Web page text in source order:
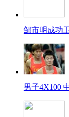
邹市明成功
男子4X100